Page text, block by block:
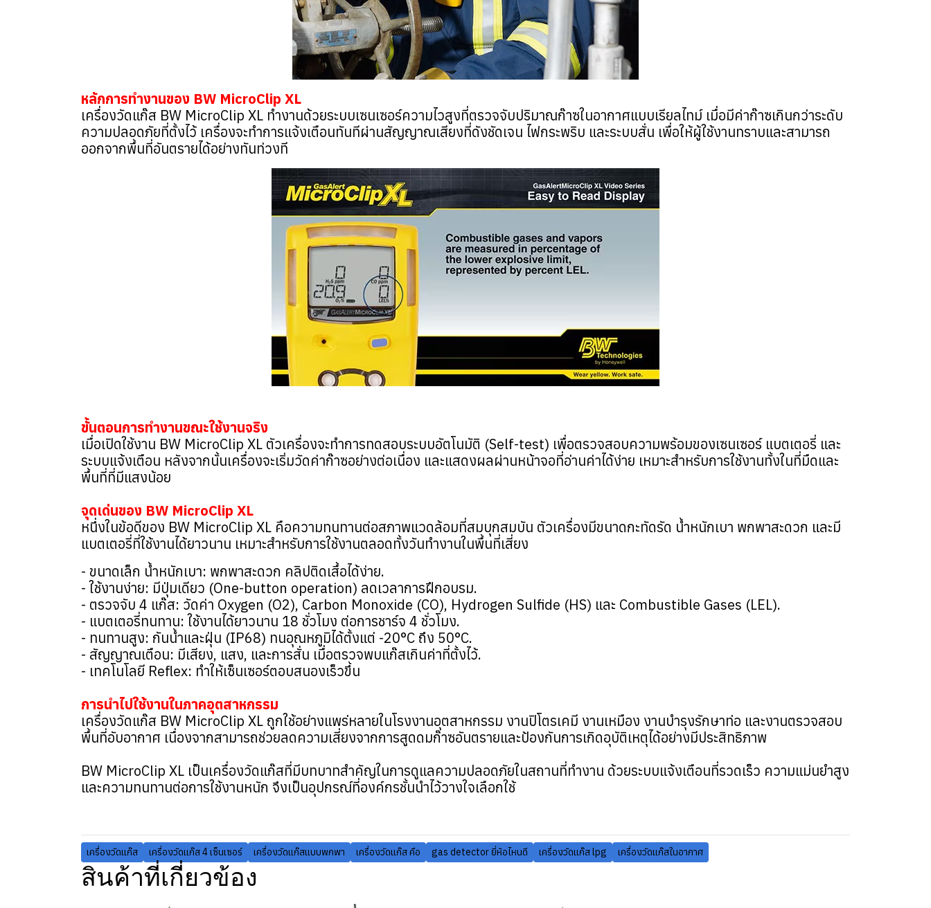
หลักการทำงานของ BW MicroClip XL
เครื่องวัดแก๊ส BW MicroClip XL ทำงานด้วยระบบเซนเซอร์ความไวสูงที่ตรวจจับปริมาณก๊าซในอากาศแบบเรียลไทม์ เมื่อมีค่าก๊าซเกินกว่าระดับ
ความปลอดภัยที่ตั้งไว้ เครื่องจะทำการแจ้งเตือนทันทีผ่านสัญญาณเสียงที่ดังชัดเจน ไฟกระพริบ และระบบสั่น เพื่อให้ผู้ใช้งานทราบและสามารถ
ออกจากพื้นที่อันตรายได้อย่างทันท่วงที
ขั้นตอนการทำงานขณะใช้งานจริง
เมื่อเปิดใช้งาน BW MicroClip XL ตัวเครื่องจะทำการทดสอบระบบอัตโนมัติ (Self-test) เพื่อตรวจสอบความพร้อมของเซนเซอร์ แบตเตอรี่ และ
ระบบแจ้งเตือน หลังจากนั้นเครื่องจะเริ่มวัดค่าก๊าซอย่างต่อเนื่อง และแสดงผลผ่านหน้าจอที่อ่านค่าได้ง่าย เหมาะสำหรับการใช้งานทั้งในที่มืดและ
พื้นที่ที่มีแสงน้อย
จุดเด่นของ BW MicroClip XL
หนึ่งในข้อดีของ BW MicroClip XL คือความทนทานต่อสภาพแวดล้อมที่สมบุกสมบัน ตัวเครื่องมีขนาดกะทัดรัด น้ำหนักเบา พกพาสะดวก และมี
แบตเตอรี่ที่ใช้งานได้ยาวนาน เหมาะสำหรับการใช้งานตลอดทั้งวันทำงานในพื้นที่เสี่ยง
- ขนาดเล็ก น้ำหนักเบา: พกพาสะดวก คลิปติดเสื้อได้ง่าย.
- ใช้งานง่าย: มีปุ่มเดียว (One-button operation) ลดเวลาการฝึกอบรม.
- ตรวจจับ 4 แก๊ส: วัดค่า Oxygen (O2), Carbon Monoxide (CO), Hydrogen Sulfide (HS) และ Combustible Gases (LEL).
- แบตเตอรี่ทนทาน: ใช้งานได้ยาวนาน 18 ชั่วโมง ต่อการชาร์จ 4 ชั่วโมง.
- ทนทานสูง: กันน้ำและฝุ่น (IP68) ทนอุณหภูมิได้ตั้งแต่ -20°C ถึง 50°C.
- สัญญาณเตือน: มีเสียง, แสง, และการสั่น เมื่อตรวจพบแก๊สเกินค่าที่ตั้งไว้.
- เทคโนโลยี Reflex: ทำให้เซ็นเซอร์ตอบสนองเร็วขึ้น
การนำไปใช้งานในภาคอุตสาหกรรม
เครื่องวัดแก๊ส BW MicroClip XL ถูกใช้อย่างแพร่หลายในโรงงานอุตสาหกรรม งานปิโตรเคมี งานเหมือง งานบำรุงรักษาท่อ และงานตรวจสอบ
พื้นที่อับอากาศ เนื่องจากสามารถช่วยลดความเสี่ยงจากการสูดดมก๊าซอันตรายและป้องกันการเกิดอุบัติเหตุได้อย่างมีประสิทธิภาพ
BW MicroClip XL เป็นเครื่องวัดแก๊สที่มีบทบาทสำคัญในการดูแลความปลอดภัยในสถานที่ทำงาน ด้วยระบบแจ้งเตือนที่รวดเร็ว ความแม่นยำสูง
และความทนทานต่อการใช้งานหนัก จึงเป็นอุปกรณ์ที่องค์กรชั้นนำไว้วางใจเลือกใช้
เครื่องวัดแก๊ส เครื่องวัดแก๊ส 4 เซ็นเซอร์ เครื่องวัดแก๊สแบบพกพา เครื่องวัดแก๊ส คือ gas detector ยี่ห้อไหนดี เครื่องวัดแก๊ส lpg เครื่องวัดแก๊สในอากาศ
สินค้าที่เกี่ยวข้อง